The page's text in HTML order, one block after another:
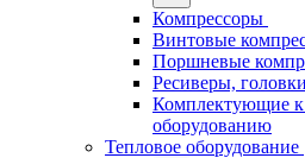
Компрессоры
Винтовые
Поршневые
Ресиверы,
Комплектующие к
оборудованию
Тепловое оборудование